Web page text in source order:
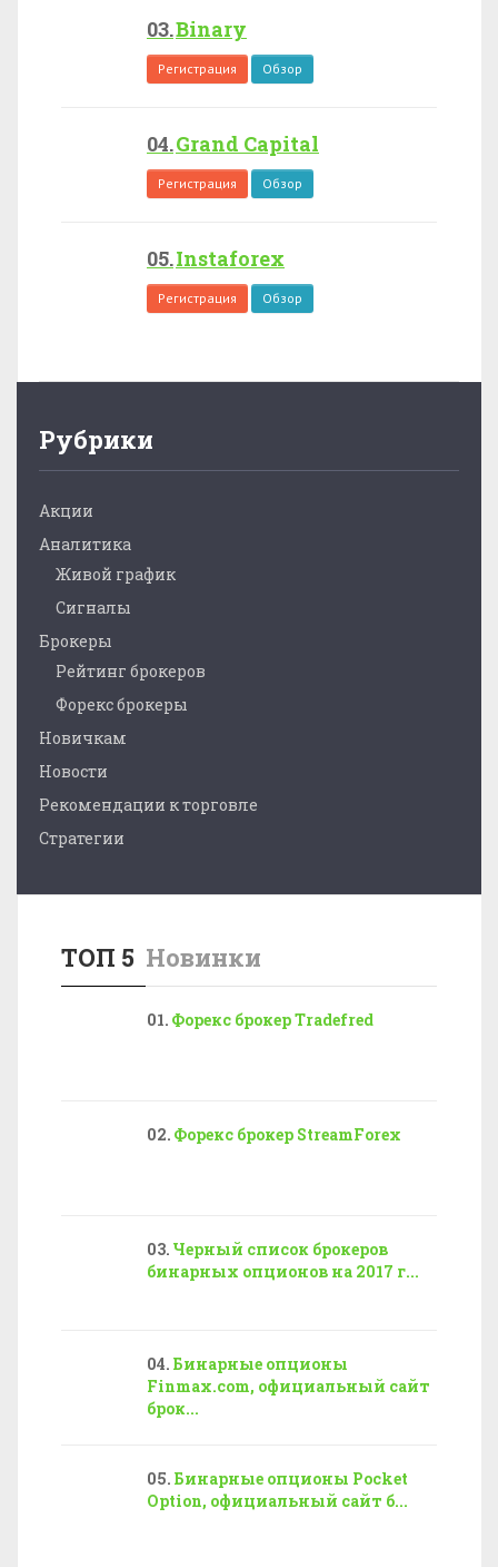
Binary
Регистрация Обзор
Grand Capital
Регистрация Обзор
Instaforex
Регистрация Обзор
Рубрики
Акции
Аналитика
Живой график
Сигналы
Брокеры
Рейтинг брокеров
Форекс брокеры
Новичкам
Новости
Рекомендации к торговле
Стратегии
ТОП 5 Новинки
Форекс брокер Tradefred
Форекс брокер StreamForex
Черный список брокеров
бинарных опционов на 2017 г...
Бинарные опционы
Finmax.com, официальный сайт
брок...
Бинарные опционы Pocket
Option, официальный сайт б...